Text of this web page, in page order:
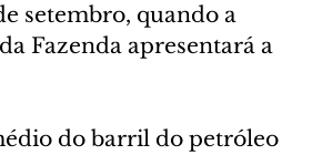
setembro, quando a
Fazenda apresentará a
do barril do petróleo